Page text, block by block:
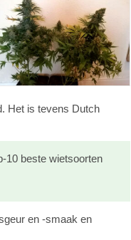
Het is tevens Dutch
10 beste wietsoorten
en -smaak en